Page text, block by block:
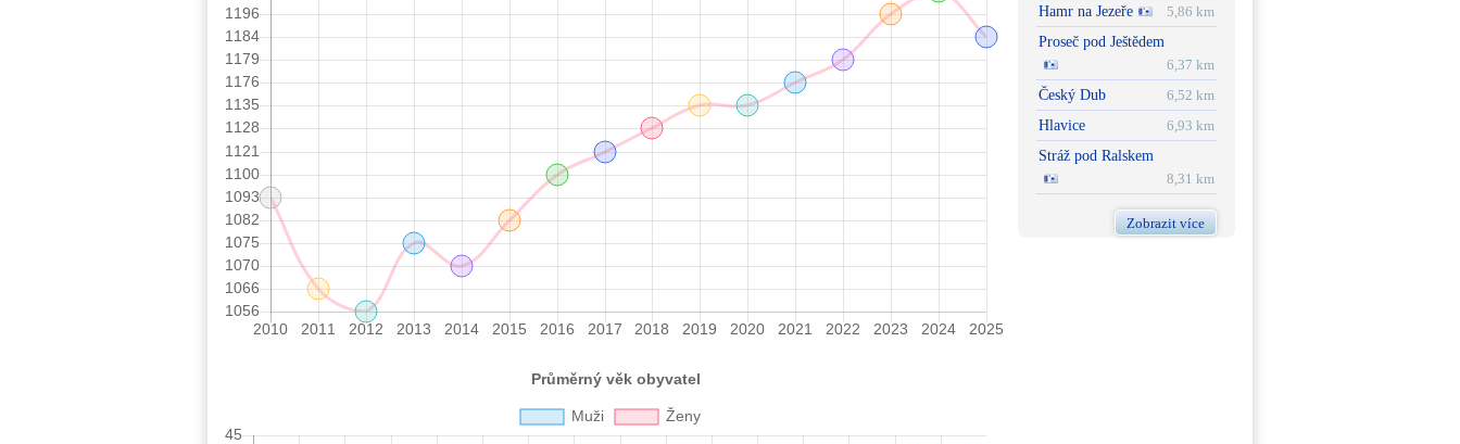
Hamr na Jezeře
5,86 km
Proseč pod Ještědem
6,37 km
Český Dub
6,52 km
Hlavice
6,93 km
Stráž pod Ralskem
8,31 km
Zobrazit více